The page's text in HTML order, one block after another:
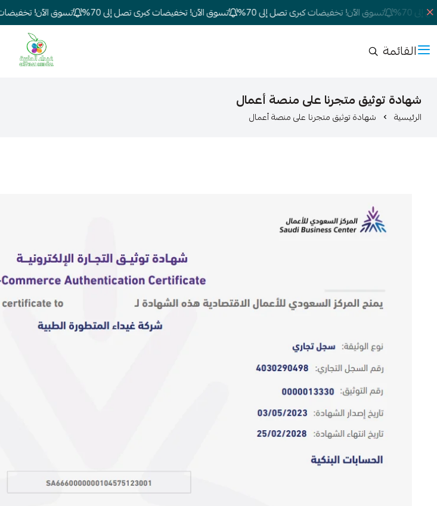
تسوق الآن! تخفيضات كبرى تصل إلى 70% تسوق الآن! تخفيضات كبرى تصل إلى 70% تسوق الآن! تخفيضات
القائمة شركة غيداء
شهادة توثيق متجرنا على منصة أعمال
الرئيسية شهادة توثيق متجرنا على منصة أعمال